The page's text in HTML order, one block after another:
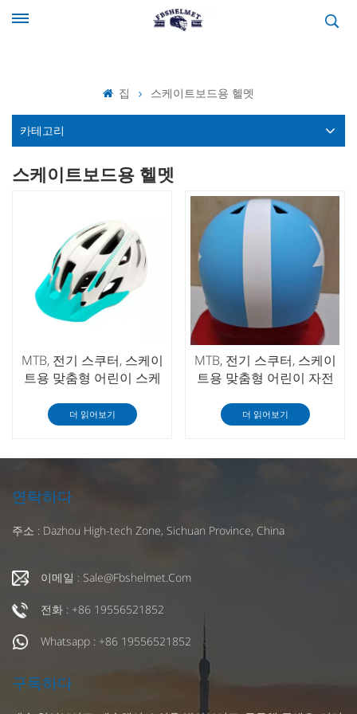
집 스케이트보드용 헬멧
카테고리
스케이트보드용 헬멧
MTB, 전기 스쿠터, 스케이
트용 맞춤형 어린이 스케
더 읽어보기
MTB, 전기 스쿠터, 스케이
트용 맞춤형 어린이 자전
더 읽어보기
연락하다
주소 : Dazhou High-tech Zone, Sichuan Province, China
이메일 : Sale@fbshelmet.com
전화 : +86 19556521852
Whatsapp : +86 19556521852
구독하다